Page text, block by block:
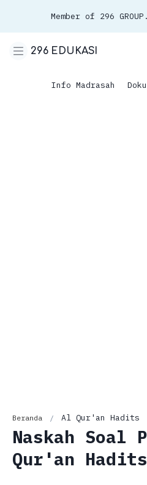
Member of 296 GROUP.
296 EDUKASI
Beranda Al Qur'an Hadits
Naskah Soal
Qur'an